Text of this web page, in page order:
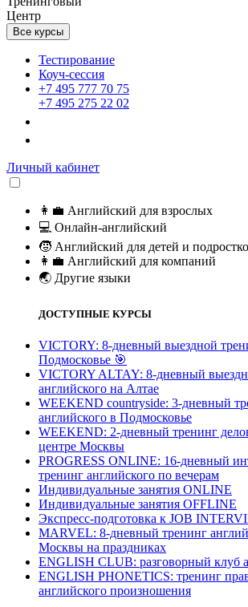
Центр
Все курсы
Тестирование
Коуч-сессия
+7 495 777 70 75
+7 495 275 22 02
Личный кабинет
👩‍💼 Английский для взрослых
💻 Онлайн-английский
🧒 Английский для детей и
👩‍💼 Английский для компаний
🌏 Другие языки
ДОСТУПНЫЕ КУРСЫ
VICTORY: 8-дневный выездной
Подмосковье 🎯
VICTORY ALTAY: 8-дневный
английского на Алтае
WEEKEND countryside: 3-дневный
английского в Подмосковье
WEEKEND: 2-дневный тренинг
центре Москвы
PROGRESS ONLINE: 16-дневный
тренинг английского по вечерам
Индивидуальные занятия ONLINE
Индивидуальные занятия OFFLINE
Экспресс-подготовка к JOB
МARVEL: 8-дневный тренинг
Москвы на праздниках
ENGLISH CLUB: разговорный клуб
ENGLISH PHONETICS: тренинг
английского произношения